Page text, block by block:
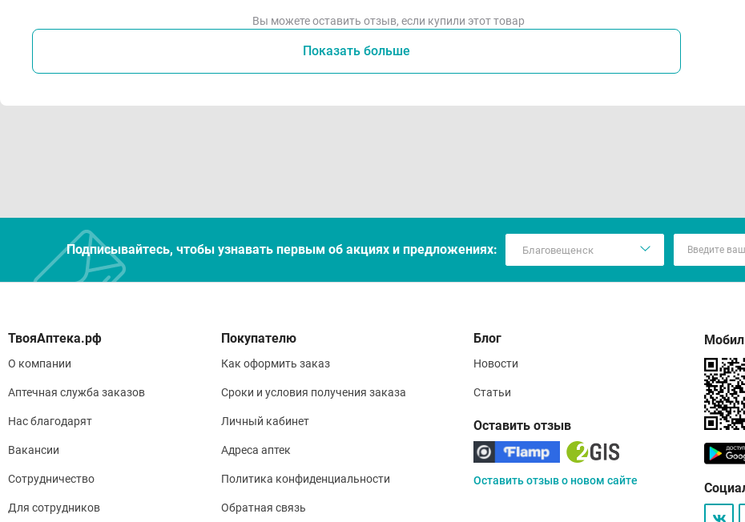
Вы можете оставить отзыв, если купили этот товар
Показать больше
Подписывайтесь, чтобы узнавать первым об акцияx и предложениях:
О компании
Аптечная служба заказов
Нас благодарят
Вакансии
Сотрудничество
Для сотрудников
Покупателю
Как оформить заказ
Сроки и условия получения заказа
Личный кабинет
Адреса аптек
Политика конфиденциальности
Обратная связь
Блог
Новости
Статьи
Оставить отзыв
Оставить отзыв о новом сайте